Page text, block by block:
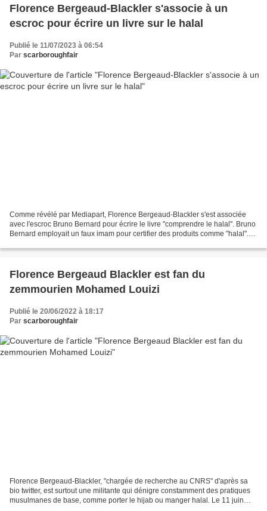
Florence Bergeaud-Blackler s'associe à un
escroc pour écrire un livre sur le halal
Publié le 11/07/2023 à 06:54
Par scarboroughfair
Comme révélé par Mediapart, Florence Bergeaud-Blackler s'est associée
avec l'escroc Bruno Bernard pour écrire le livre "comprendre le halal". Bruno
Bernard employait un faux imam pour certifier des produits comme "halal".
Florence Bergeaud Blackler est fan du
zemmourien Mohamed Louizi
Publié le 20/06/2022 à 18:17
Par scarboroughfair
Florence Bergeaud-Blackler, "chargée de recherche au CNRS" d'après sa
bio twitter, est surtout une militante qui dénigre constamment des pratiques
musulmanes de base, comme porter le hijab ou manger halal. Le 11 juin